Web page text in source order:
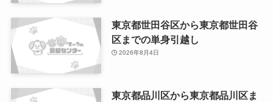
東京都世田谷区から東京都世田谷
区までの単身引越し
2026年8月4日
東京都品川区から東京都品川区ま